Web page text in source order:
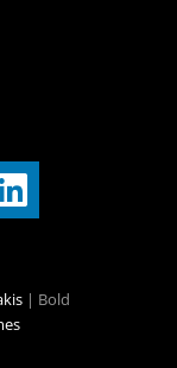
| Bold